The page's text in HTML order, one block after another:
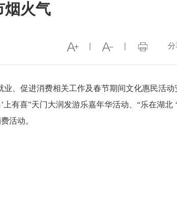
烟火气
分
、促进消费相关工作及春节期间文化惠民活动
有喜”天门大润发游乐嘉年华活动、“乐在湖北
活动。